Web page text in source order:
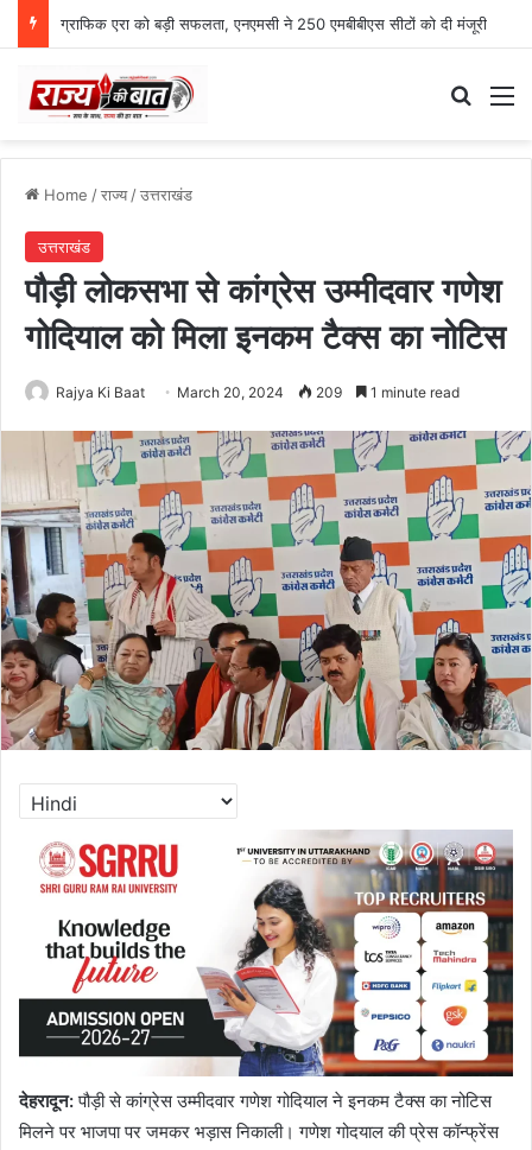
ग्राफिक एरा को बड़ी सफलता, एनएमसी ने 250 एमबीबीएस सीटों को दी मंजूरी
Home /राज्य/उत्तराखंड
उत्तराखंड
पौड़ी लोकसभा से कांग्रेस उम्मीदवार गणेश
गोदियाल को मिला इनकम टैक्स का नोटिस
Rajya Ki Baat March 20, 2024 209 1 minute read
देहरादून:पौड़ी से कांग्रेस उम्मीदवार गणेश गोदियाल ने इनकम टैक्स का नोटिस
मिलने पर भाजपा पर जमकर भड़ास निकाली। गणेश गोदयाल की प्रेस कॉन्फ्रेंस